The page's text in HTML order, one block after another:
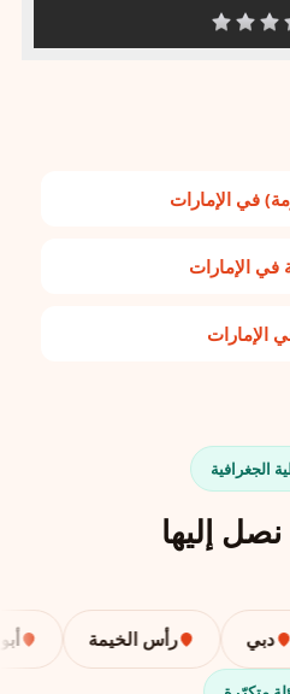
في الإمارات
الإمارات
الإمارات
الجغرافية
إليها
رأس الخيمة أبوظبي